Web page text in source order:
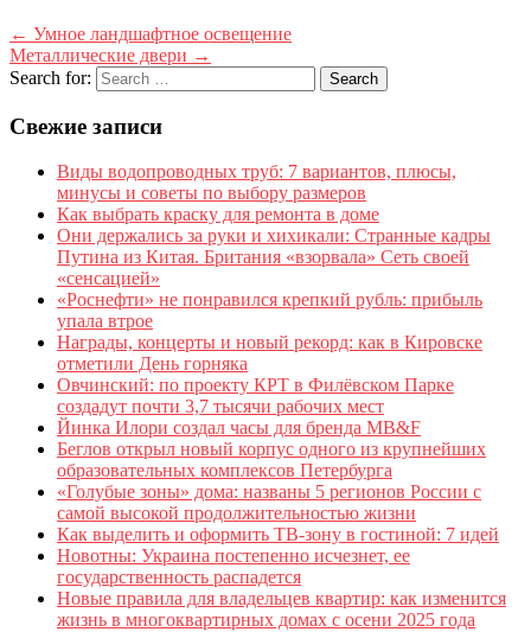
← Умное ландшафтное освещение
Металлические двери →
Search for:
Свежие записи
Виды водопроводных труб: 7 вариантов, плюсы,
минусы и советы по выбору размеров
Как выбрать краску для ремонта в доме
Они держались за руки и хихикали: Странные кадры
Путина из Китая. Британия «взорвала» Сеть своей
«сенсацией»
«Роснефти» не понравился крепкий рубль: прибыль
упала втрое
Награды, концерты и новый рекорд: как в Кировске
отметили День горняка
Овчинский: по проекту КРТ в Филёвском Парке
создадут почти 3,7 тысячи рабочих мест
Йинка Илори создал часы для бренда MB&F
Беглов открыл новый корпус одного из крупнейших
образовательных комплексов Петербурга
«Голубые зоны» дома: названы 5 регионов России с
самой высокой продолжительностью жизни
Как выделить и оформить ТВ-зону в гостиной: 7 идей
Новотны: Украина постепенно исчезнет, ее
государственность распадется
Новые правила для владельцев квартир: как изменится
жизнь в многоквартирных домах с осени 2025 года